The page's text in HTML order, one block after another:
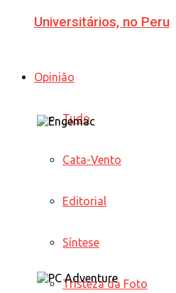
Universitários, no Peru
Opinião
Tudo
Cata-Vento
Editorial
Síntese
Tristeza da Foto